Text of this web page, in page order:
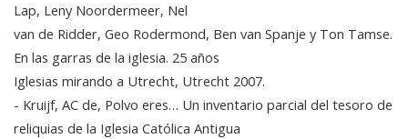
Lap, Leny Noordermeer, Nel
van de Ridder, Geo Rodermond, Ben van Spanje y Ton Tamse.
En las garras de la iglesia. 25 años
Iglesias mirando a Utrecht, Utrecht 2007.
- Kruijf, AC de, Polvo eres… Un inventario parcial del tesoro de
reliquias de la Iglesia Católica Antigua